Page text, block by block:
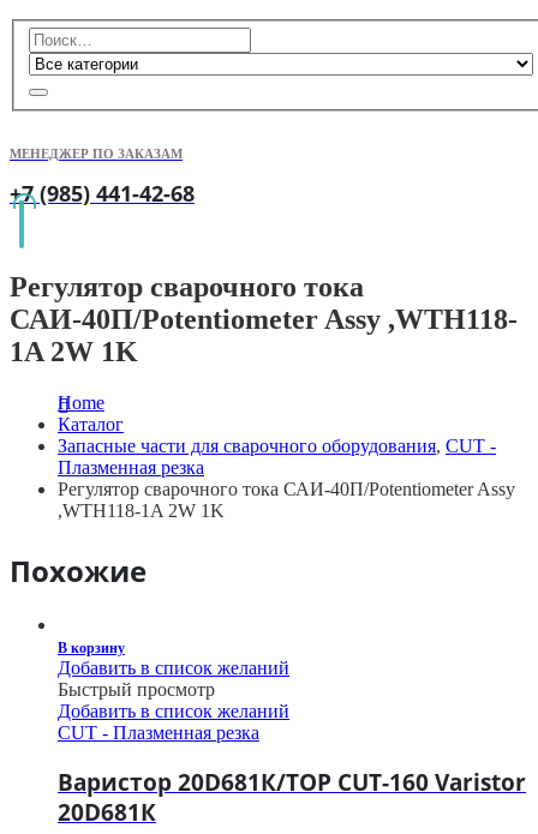
МЕНЕДЖЕР ПО ЗАКАЗАМ
+7 (985) 441-42-68
Регулятор сварочного тока
САИ-40П/Potentiometer Assy ,WTH118-
1A 2W 1K
Home
Каталог
Запасные части для сварочного оборудования, CUT -
Плазменная резка
Регулятор сварочного тока САИ-40П/Potentiometer Assy
,WTH118-1A 2W 1K
Похожие
В корзину
Добавить в список желаний
Быстрый просмотр
Добавить в список желаний
CUT - Плазменная резка
Варистор 20D681К/TOP CUT-160 Varistor
20D681К